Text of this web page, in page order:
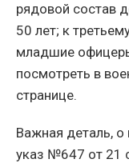
рядовой состав
50 лет; к
младшие
посмотреть в
странице.
Важная деталь,
указ №647 от 21